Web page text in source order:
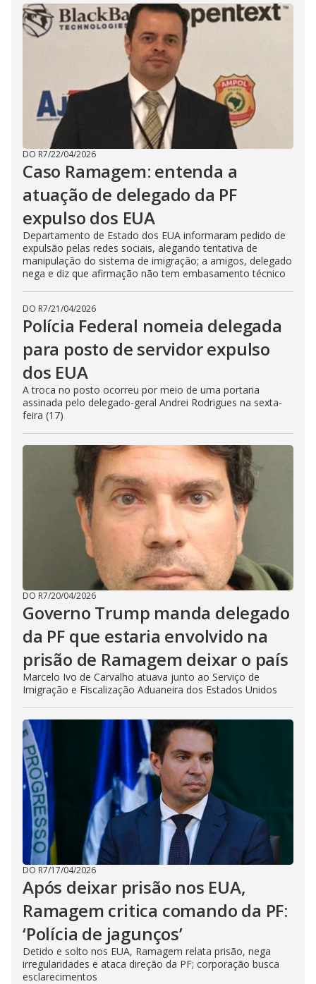
DO R7/22/04/2026
Caso Ramagem: entenda a
atuação de delegado da PF
expulso dos EUA
Departamento de Estado dos EUA informaram pedido de
expulsão pelas redes sociais, alegando tentativa de
manipulação do sistema de imigração; a amigos, delegado
nega e diz que afirmação não tem embasamento técnico
DO R7/21/04/2026
Polícia Federal nomeia delegada
para posto de servidor expulso
dos EUA
A troca no posto ocorreu por meio de uma portaria
assinada pelo delegado-geral Andrei Rodrigues na sexta-
feira (17)
DO R7/20/04/2026
Governo Trump manda delegado
da PF que estaria envolvido na
prisão de Ramagem deixar o país
Marcelo Ivo de Carvalho atuava junto ao Serviço de
Imigração e Fiscalização Aduaneira dos Estados Unidos
DO R7/17/04/2026
Após deixar prisão nos EUA,
Ramagem critica comando da PF:
‘Polícia de jagunços’
Detido e solto nos EUA, Ramagem relata prisão, nega
irregularidades e ataca direção da PF; corporação busca
esclarecimentos